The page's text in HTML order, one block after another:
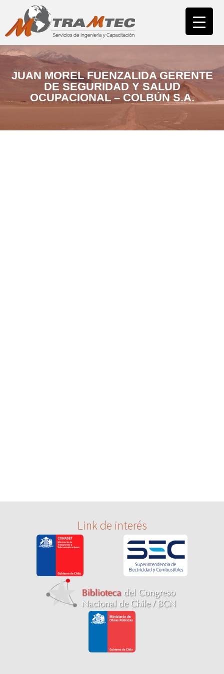
INICIO NUESTRA EMPRESA
ÁREA ASESORÍAS NUESTROS CLIENTES CONTACTO
JUAN MOREL FUENZALIDA GERENTE
DE SEGURIDAD Y SALUD
OCUPACIONAL – COLBÚN S.A.
Link de interés